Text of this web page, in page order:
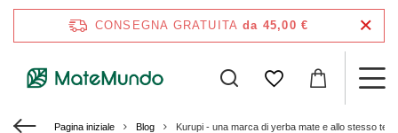
CONSEGNA GRATUITA da 45,00 €
Pagina iniziale Blog Kurupi - una marca di yerba mate e allo stesso